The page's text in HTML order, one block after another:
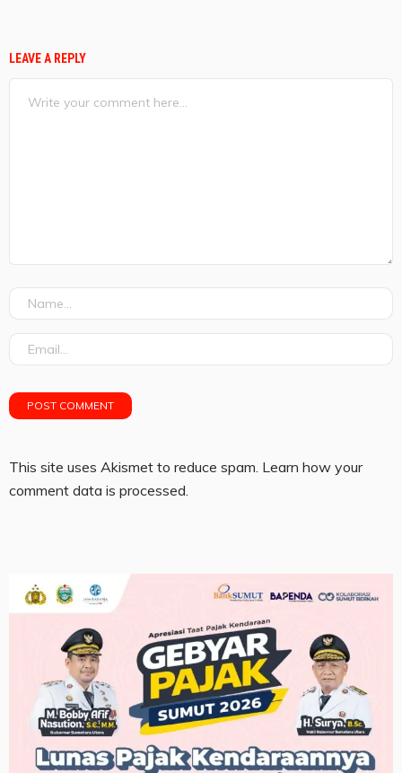
LEAVE A REPLY
This site uses Akismet to reduce spam. Learn how your
comment data is processed.